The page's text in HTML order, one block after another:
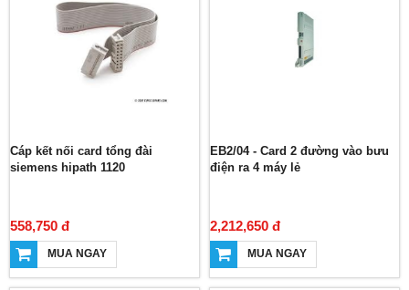
Cáp kết nối card tổng đài
siemens hipath 1120
558,750 đ
MUA NGAY
EB2/04 - Card 2 đường vào bưu
điện ra 4 máy lẻ
2,212,650 đ
MUA NGAY